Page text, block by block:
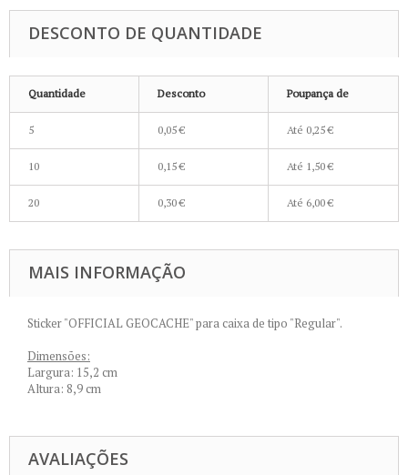
DESCONTO DE QUANTIDADE
Quantidade Desconto Poupança de
5 0,05 € Até 0,25 €
10 0,15 € Até 1,50 €
20 0,30 € Até 6,00 €
MAIS INFORMAÇÃO
Sticker "OFFICIAL GEOCACHE" para caixa de tipo "Regular".
Dimensões:
Largura: 15,2 cm
Altura: 8,9 cm
AVALIAÇÕES